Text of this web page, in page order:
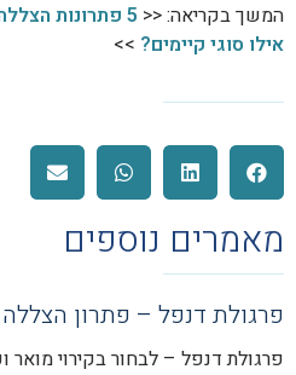
המשך בקריאה: << 5 פתרונות הצללה לחלון
אילו סוגי קיימים? >>
מאמרים נוספים
פרגולת דנפל – פתרון
פרגולת דנפל – לבחור בקירוי מואר